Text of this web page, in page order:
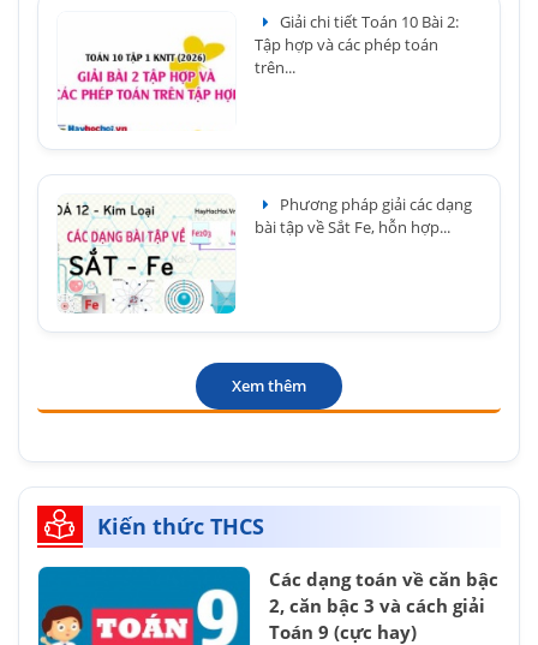
Giải chi tiết Toán 10 Bài 2:
Tập hợp và các phép toán
trên...
Phương pháp giải các dạng
bài tập về Sắt Fe, hỗn hợp...
Xem thêm
Kiến thức THCS
Các dạng toán về căn bậc
2, căn bậc 3 và cách giải
Toán 9 (cực hay)